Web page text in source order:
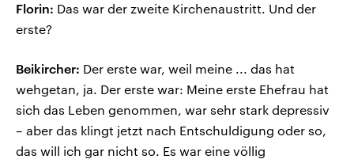
Florin: Das war der zweite Kirchenaustritt. Und der
erste?
Beikircher: Der erste war, weil meine ... das hat
wehgetan, ja. Der erste war: Meine erste Ehefrau hat
sich das Leben genommen, war sehr stark depressiv
– aber das klingt jetzt nach Entschuldigung oder so,
das will ich gar nicht so. Es war eine völlig